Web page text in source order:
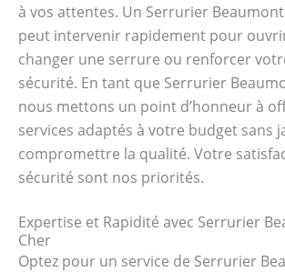
à vos attentes. Un Serrurier
peut intervenir rapidement pour
changer une serrure ou renforcer
sécurité. En tant que Serrurier
nous mettons un point d’honneur à
services adaptés à votre budget sans
compromettre la qualité. Votre
sécurité sont nos priorités.
Expertise et Rapidité avec Serrurier
Cher
Optez pour un service de Serrurier